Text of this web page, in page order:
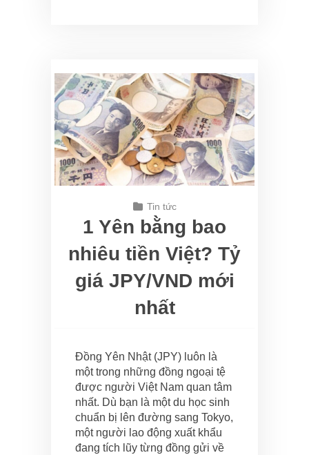
Tin tức
1 Yên bằng bao
nhiêu tiền Việt? Tỷ
giá JPY/VND mới
nhất
Đồng Yên Nhật (JPY) luôn là
một trong những đồng ngoại tệ
được người Việt Nam quan tâm
nhất. Dù bạn là một du học sinh
chuẩn bị lên đường sang Tokyo,
một người lao động xuất khẩu
đang tích lũy từng đồng gửi về